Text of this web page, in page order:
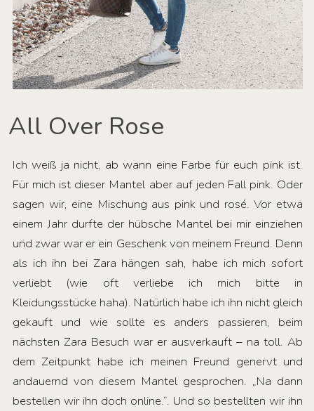
All Over Rose
Ich weiß ja nicht, ab wann eine Farbe für euch pink ist.
Für mich ist dieser Mantel aber auf jeden Fall pink. Oder
sagen wir, eine Mischung aus pink und rosé. Vor etwa
einem Jahr durfte der hübsche Mantel bei mir einziehen
und zwar war er ein Geschenk von meinem Freund. Denn
als ich ihn bei Zara hängen sah, habe ich mich sofort
verliebt (wie oft verliebe ich mich bitte in
Kleidungsstücke haha). Natürlich habe ich ihn nicht gleich
gekauft und wie sollte es anders passieren, beim
nächsten Zara Besuch war er ausverkauft – na toll. Ab
dem Zeitpunkt habe ich meinen Freund genervt und
andauernd von diesem Mantel gesprochen. „Na dann
bestellen wir ihn doch online.“. Und so bestellten wir ihn